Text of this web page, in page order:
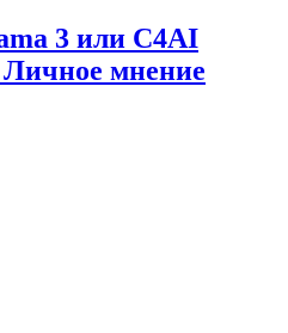
3 или C4AI
мнение